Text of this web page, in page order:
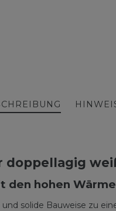
doppellagig
den hohen
solide Bauweise zu